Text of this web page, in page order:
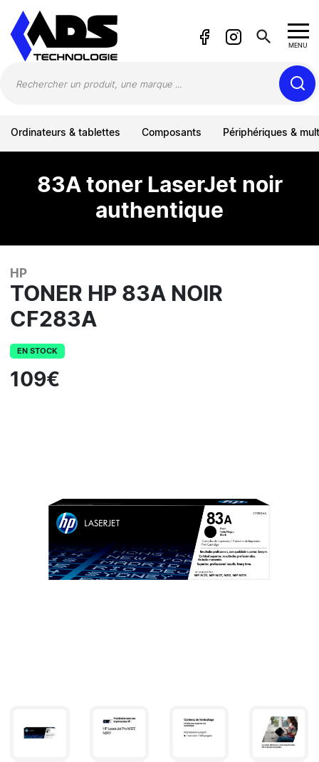
search MENU
Ordinateurs & tablettes Composants Périphériques &
83A toner LaserJet noir
authentique
HP
TONER HP 83A NOIR
CF283A
EN STOCK
109€